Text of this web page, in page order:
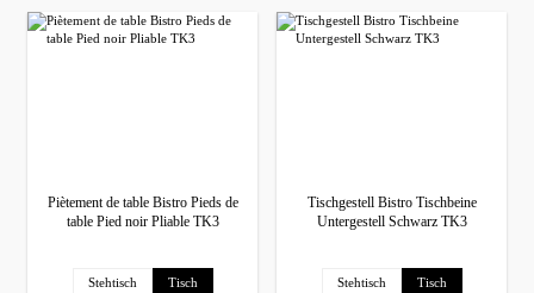
Piètement de table Bistro Pieds de
table Pied noir Pliable TK3
Sélectionnez
Pied de table
Stehtisch Tisch
Tischgestell Bistro Tischbeine
Untergestell Schwarz TK3
Sélectionnez
Pied de table
Stehtisch Tisch